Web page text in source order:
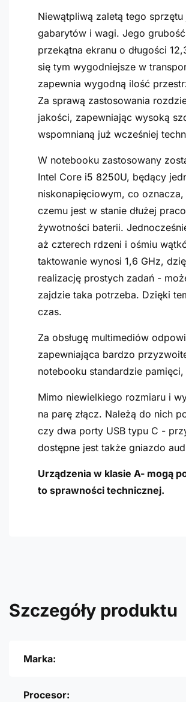
Niewątpliwą zaletą tego
gabarytów i wagi. Jego
przekątna ekranu o długości
się tym wygodniejsze w
zapewnia wygodną ilość
Za sprawą zastosowania
jakości, zapewniając wysoką
wspomnianą już wcześniej
W notebooku zastosowany
Intel Core i5 8250U, będący
niskonapięciowym, co
czemu jest w stanie dłużej
żywotności baterii.
aż czterech rdzeni i ośmiu
taktowanie wynosi 1,6 GHz,
realizację prostych zadań -
zajdzie taka potrzeba. Dzięki
czas.
Za obsługę multimediów
zapewniająca bardzo
notebooku standardzie
Mimo niewielkiego rozmiaru i
na parę złącz. Należą do nich
czy dwa porty USB typu C -
dostępne jest także gniazdo
Urządzenia w klasie A- mogą
to sprawności technicznej.
Szczegóły produktu
Marka:
Procesor: